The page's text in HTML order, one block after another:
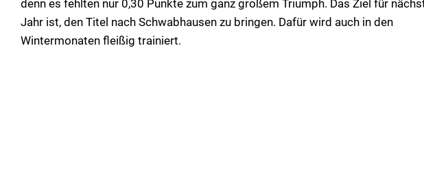
denn es fehlten nur 0,30 Punkte zum ganz großem Triumph. Das Ziel für
Jahr ist, den Titel nach Schwabhausen zu bringen. Dafür wird auch in den
Wintermonaten fleißig trainiert.